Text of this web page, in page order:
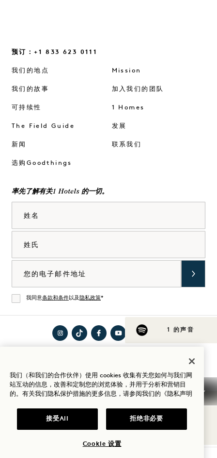
1 的声音
预订：+1 833 623 0111
我们的地点
我们的故事
可持续性
The Field Guide
新闻
选购Goodthings
Mission
加入我们的团队
1 Homes
发展
联系我们
率先了解有关1 Hotels 的一切。
同意
我同意条款和条件以及 隐私政策*
上访
问1
Hotels
上的
1
Hotels
上访
问1
Hotels
上访
问1
Hotels
上访
问1
Hotels
上的
1
Hotels
我们（和我们的合作伙伴）使用 cookies 收集有关您如何与我们网
站互动的信息，改善和定制您的浏览体验，并用于分析和营销目
的。有关我们隐私保护措施的更多信息，请参阅我们的 《隐私声明
接受All 拒绝非必要
Cookie 设置